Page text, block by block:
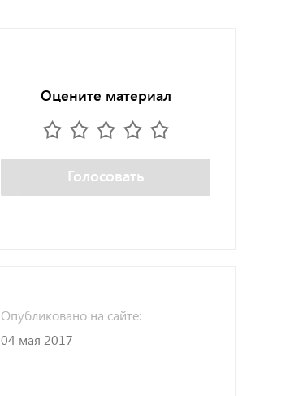
Оцените материал
Голосовать
Опубликовано на сайте:
04 мая 2017